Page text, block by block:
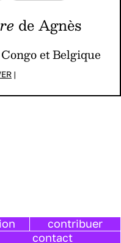
de Agnès
et Belgique
|
contribuer
contact